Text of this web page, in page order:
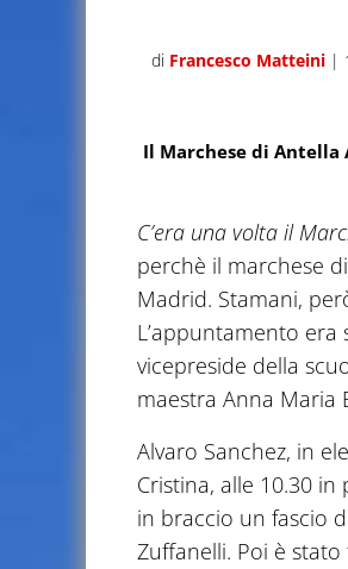
di Francesco Matteini |
Il Marchese di Antella
C’era una volta il
perchè il marchese
Madrid. Stamani,
L’appuntamento era
vicepreside della
maestra Anna Maria
Alvaro Sanchez, in
Cristina, alle 10.30
in braccio un fascio
Zuffanelli. Poi è